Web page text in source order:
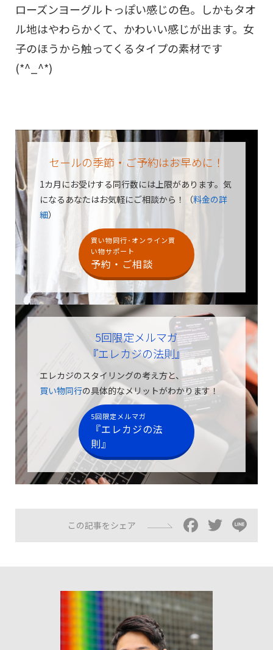
ローズンヨーグルトっぽい感じの色。しかもタオ
ル地はやわらかくて、かわいい感じが出ます。女
子のほうから触ってくるタイプの素材です
(*^_^*)
セールの季節・ご予約はお早めに！
1カ月にお受けする同行数には上限があります。気
になるあなたはお気軽にご相談から！（料金の詳
細）
買い物同行･オンライン買
い物サポート
予約・ご相談
5回限定メルマガ
『エレカジの法則』
エレカジのスタイリングの考え方と、
買い物同行の具体的なメリットがわかります！
5回限定メルマガ
『エレカジの法
則』
この記事をシェア